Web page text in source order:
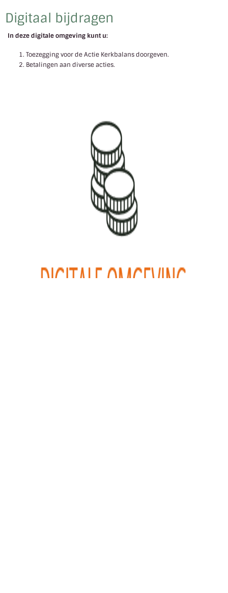
Digitaal bijdragen
In deze digitale omgeving kunt u:
Toezegging voor de Actie Kerkbalans doorgeven.
Betalingen aan diverse acties.